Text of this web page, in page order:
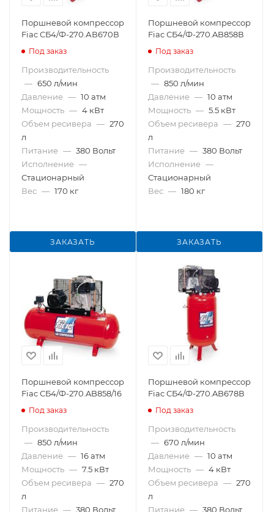
Поршневой компрессор
Fiac СБ4/Ф-270.АВ670В
Под заказ
Производительность
— 650 л/мин
Давление — 10 атм
Мощность — 4 кВт
Объем ресивера — 270
л
Питание — 380 Вольт
Исполнение —
Стационарный
Вес — 170 кг
ЗАКАЗАТЬ
Поршневой компрессор
Fiac СБ4/Ф-270.AB858В
Под заказ
Производительность
— 850 л/мин
Давление — 10 атм
Мощность — 5.5 кВт
Объем ресивера — 270
л
Питание — 380 Вольт
Исполнение —
Стационарный
Вес — 180 кг
ЗАКАЗАТЬ
Поршневой компрессор
Fiac СБ4/Ф-270.AB858/16
Под заказ
Производительность
— 850 л/мин
Давление — 16 атм
Мощность — 7.5 кВт
Объем ресивера — 270
л
Питание — 380 Вольт
Поршневой компрессор
Fiac СБ4/Ф-270.AB678В
Под заказ
Производительность
— 670 л/мин
Давление — 10 атм
Мощность — 4 кВт
Объем ресивера — 270
л
Питание — 380 Вольт